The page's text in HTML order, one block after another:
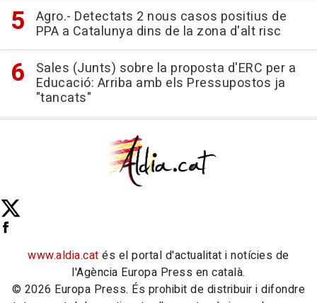
Agro.- Detectats 2 nous casos positius de
PPA a Catalunya dins de la zona d'alt risc
Sales (Junts) sobre la proposta d'ERC per a
Educació: Arriba amb els Pressupostos ja
"tancats"
www.aldia.cat és el portal d'actualitat i notícies de
l'Agència Europa Press en català.
© 2026 Europa Press. És prohibit de distribuir i difondre